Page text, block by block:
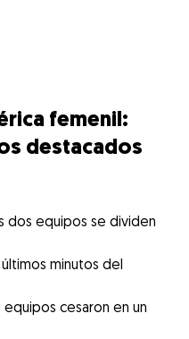
femenil:
destacados
dos equipos se dividen
últimos minutos del
equipos cesaron en un